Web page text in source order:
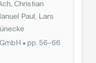
Christian
Paul, Lars
• pp. 56–66